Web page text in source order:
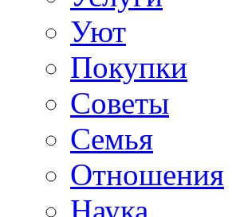
Уют
Покупки
Советы
Семья
Отношения
Наука